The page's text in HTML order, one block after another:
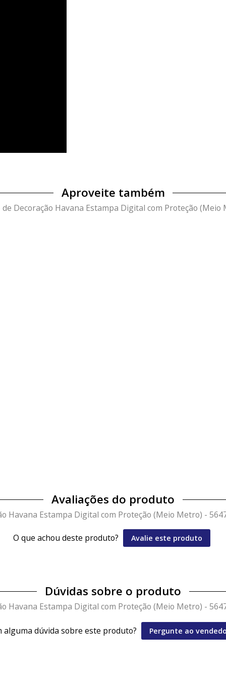
Aproveite também
Decoração Havana Estampa Digital com Proteção (Meio
Avaliações do produto
Havana Estampa Digital com Proteção (Meio Metro) -
O que achou deste produto? Avalie este produto
Dúvidas sobre o produto
Havana Estampa Digital com Proteção (Meio Metro) -
alguma dúvida sobre este produto? Pergunte ao